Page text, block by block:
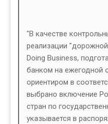
"В качестве
реализации
Doing Business,
банком на ежегодной
ориентиром в
выбрано включение
стран по
указывается в